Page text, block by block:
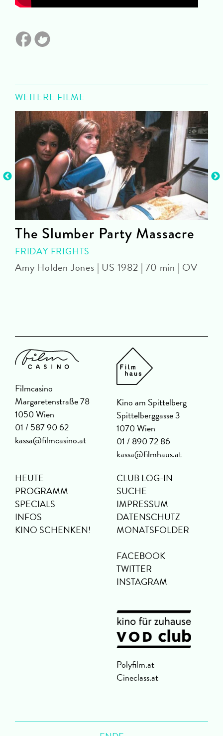
WEITERE FILME
The Slumber Party Massacre
FRIDAY FRIGHTS
Amy Holden Jones | US 1982 | 70 min | OV
Filmcasino
Margaretenstraße 78
1050 Wien
01 / 587 90 62
kassa@filmcasino.at
Kino am Spittelberg
Spittelberggasse 3
1070 Wien
01 / 890 72 86
kassa@filmhaus.at
HEUTE
PROGRAMM
SPECIALS
INFOS
KINO SCHENKEN!
CLUB LOG-IN
SUCHE
IMPRESSUM
DATENSCHUTZ
MONATSFOLDER
FACEBOOK
TWITTER
INSTAGRAM
Polyfilm.at
Cineclass.at